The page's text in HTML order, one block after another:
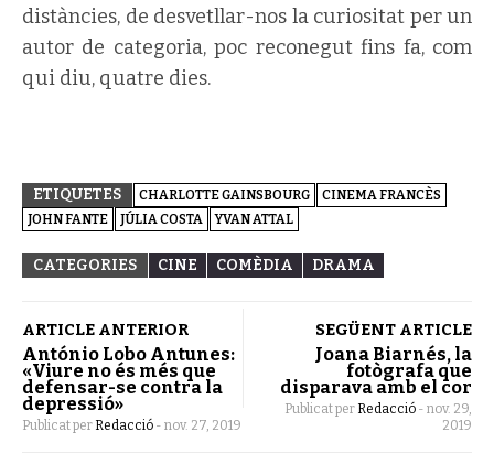
distàncies, de desvetllar-nos la curiositat per un
autor de categoria, poc reconegut fins fa, com
qui diu, quatre dies.
ETIQUETES CHARLOTTE GAINSBOURG
CINEMA FRANCÈS
JOHN FANTE
JÚLIA COSTA YVAN ATTAL
CATEGORIES CINE COMÈDIA DRAMA
ARTICLE ANTERIOR
António Lobo Antunes:
«Viure no és més que
defensar-se contra la
depressió»
Publicat per Redacció - nov. 27, 2019
SEGÜENT ARTICLE
Joana Biarnés, la
fotògrafa que
disparava amb el cor
Publicat per Redacció - nov. 29,
2019